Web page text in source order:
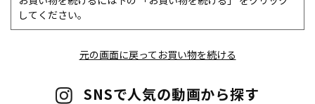
してください。
元の画面に戻ってお買い物を続ける
SNSで人気の動画から探す